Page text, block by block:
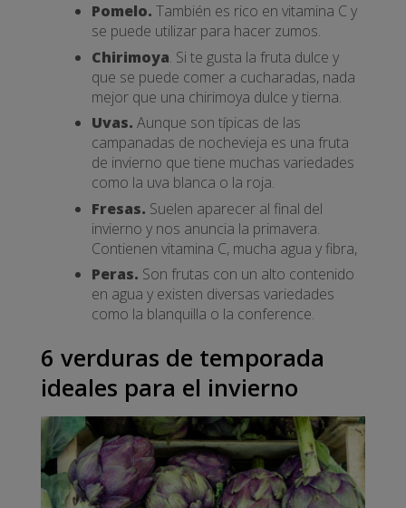
Pomelo. También es rico en vitamina C y
se puede utilizar para hacer zumos.
Chirimoya. Si te gusta la fruta dulce y
que se puede comer a cucharadas, nada
mejor que una chirimoya dulce y tierna.
Uvas. Aunque son típicas de las
campanadas de nochevieja es una fruta
de invierno que tiene muchas variedades
como la uva blanca o la roja.
Fresas. Suelen aparecer al final del
invierno y nos anuncia la primavera.
Contienen vitamina C, mucha agua y fibra,
Peras. Son frutas con un alto contenido
en agua y existen diversas variedades
como la blanquilla o la conference.
6 verduras de temporada
ideales para el invierno